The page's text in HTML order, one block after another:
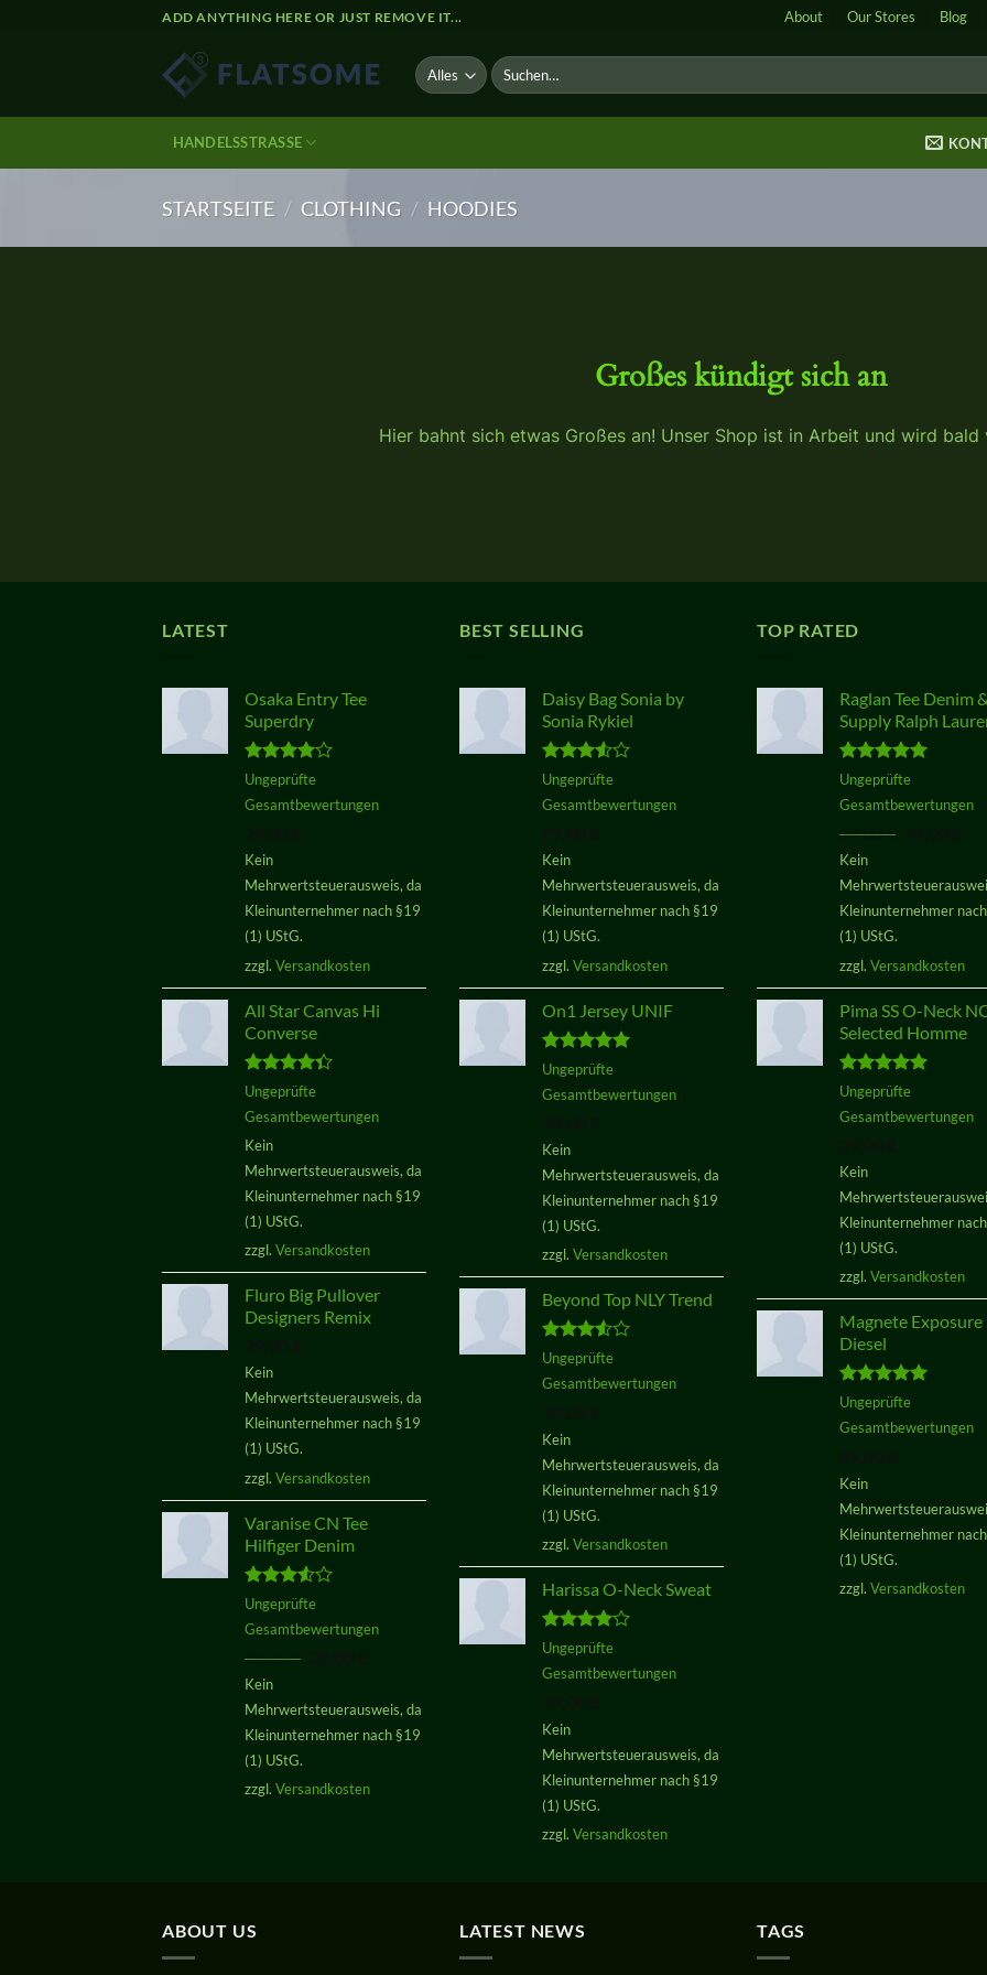
ADD ANYTHING HERE OR JUST REMOVE IT... About Our Stores Blog
Suche
nach:
HANDELSSTRASSE
STARTSEITE / CLOTHING / HOODIES
Großes kündigt sich an
Hier bahnt sich etwas Großes an! Unser Shop ist in Arbeit und wird
LATEST
Osaka Entry Tee
Superdry
Bewertet
von 5
Ungeprüfte
Gesamtbewertungen
Kein
Mehrwertsteuerausweis, da
Kleinunternehmer nach §19
(1) UStG.
zzgl. Versandkosten
All Star Canvas Hi
Converse
Bewertet
von 5
Ungeprüfte
Gesamtbewertungen
Kein
Mehrwertsteuerausweis, da
Kleinunternehmer nach §19
(1) UStG.
zzgl. Versandkosten
Fluro Big Pullover
Designers Remix
Kein
Mehrwertsteuerausweis, da
Kleinunternehmer nach §19
(1) UStG.
zzgl. Versandkosten
Varanise CN Tee
Hilfiger Denim
Bewertet
von 5
Ungeprüfte
Gesamtbewertungen
29,00€
war:
29,00 €
ist:
29,00 €.
Kein
Mehrwertsteuerausweis, da
Kleinunternehmer nach §19
(1) UStG.
zzgl. Versandkosten
BEST SELLING
Daisy Bag Sonia by
Sonia Rykiel
Bewertet
von 5
Ungeprüfte
Gesamtbewertungen
Kein
Mehrwertsteuerausweis, da
Kleinunternehmer nach §19
(1) UStG.
zzgl. Versandkosten
On1 Jersey UNIF
Bewertet
von 5
Ungeprüfte
Gesamtbewertungen
Kein
Mehrwertsteuerausweis, da
Kleinunternehmer nach §19
(1) UStG.
zzgl. Versandkosten
Beyond Top NLY Trend
Bewertet
von 5
Ungeprüfte
Gesamtbewertungen
Kein
Mehrwertsteuerausweis, da
Kleinunternehmer nach §19
(1) UStG.
zzgl. Versandkosten
Harissa O-Neck Sweat
Bewertet
von 5
Ungeprüfte
Gesamtbewertungen
Kein
Mehrwertsteuerausweis, da
Kleinunternehmer nach §19
(1) UStG.
zzgl. Versandkosten
TOP RATED
Raglan Tee Denim &
Supply Ralph
Bewertet
von 5
Ungeprüfte
Gesamtbewertungen
29,00€
war:
29,00 €
ist:
Kein
Kleinunternehmer
(1) UStG.
zzgl. Versandkosten
Pima SS O-Neck
Selected Homme
Bewertet
von 5
Ungeprüfte
Gesamtbewertungen
Kein
Kleinunternehmer
(1) UStG.
zzgl. Versandkosten
Magnete Exposure
Diesel
Bewertet
von 5
Ungeprüfte
Gesamtbewertungen
Kein
Kleinunternehmer
(1) UStG.
zzgl. Versandkosten
ABOUT US LATEST NEWS TAGS